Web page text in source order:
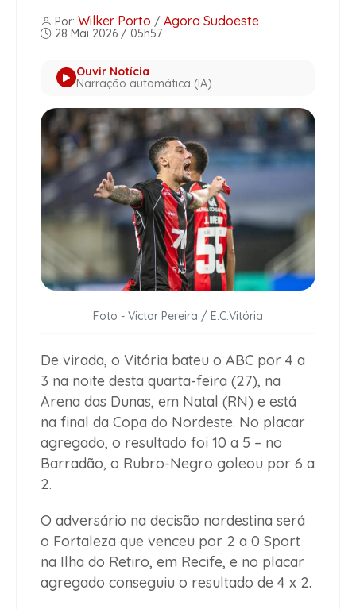
Por: Wilker Porto / Agora Sudoeste
28 Mai 2026 / 05h57
Ouvir Notícia
Narração automática (IA)
Foto - Victor Pereira / E.C.Vitória
De virada, o Vitória bateu o ABC por 4 a
3 na noite desta quarta-feira (27), na
Arena das Dunas, em Natal (RN) e está
na final da Copa do Nordeste. No placar
agregado, o resultado foi 10 a 5 – no
Barradão, o Rubro-Negro goleou por 6 a
2.
O adversário na decisão nordestina será
o Fortaleza que venceu por 2 a 0 Sport
na Ilha do Retiro, em Recife, e no placar
agregado conseguiu o resultado de 4 x 2.